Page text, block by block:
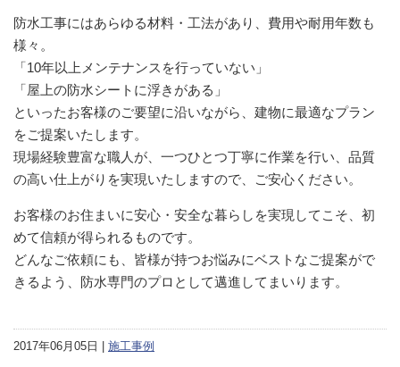
防水工事にはあらゆる材料・工法があり、費用や耐用年数も
様々。
「10年以上メンテナンスを行っていない」
「屋上の防水シートに浮きがある」
といったお客様のご要望に沿いながら、建物に最適なプラン
をご提案いたします。
現場経験豊富な職人が、一つひとつ丁寧に作業を行い、品質
の高い仕上がりを実現いたしますので、ご安心ください。
お客様のお住まいに安心・安全な暮らしを実現してこそ、初
めて信頼が得られるものです。
どんなご依頼にも、皆様が持つお悩みにベストなご提案がで
きるよう、防水専門のプロとして邁進してまいります。
2017年06月05日 | 施工事例